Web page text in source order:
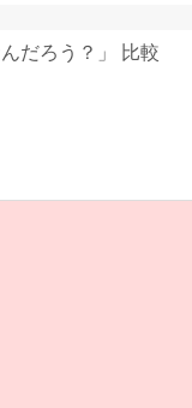
だろう？」 比較